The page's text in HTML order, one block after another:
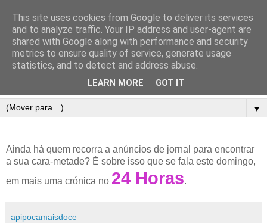
▼
Ainda há quem recorra a anúncios de jornal para encontrar
a sua cara-metade? É sobre isso que se fala este domingo,
em mais uma crónica no 24 Horas.
apipocamaisdoce
This site uses cookies from Google to deliver its services
and to analyze traffic. Your IP address and user-agent are
shared with Google along with performance and security
metrics to ensure quality of service, generate usage
statistics, and to detect and address abuse.
LEARN MORE GOT IT